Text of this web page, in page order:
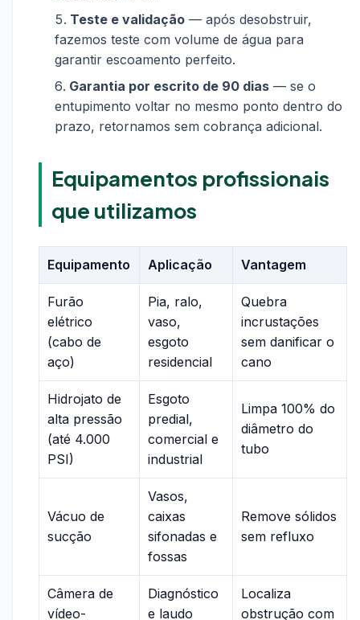
Teste e validação — após desobstruir,
fazemos teste com volume de água para
garantir escoamento perfeito.
Garantia por escrito de 90 dias — se o
entupimento voltar no mesmo ponto dentro do
prazo, retornamos sem cobrança adicional.
Equipamentos profissionais
que utilizamos
Equipamento Aplicação Vantagem
Furão
elétrico
(cabo de
aço)
Pia, ralo,
vaso,
esgoto
residencial
Quebra
incrustações
sem danificar o
cano
Hidrojato de
alta pressão
(até 4.000
PSI)
Esgoto
predial,
comercial e
industrial
Limpa 100% do
diâmetro do
tubo
Vácuo de
sucção
Vasos,
caixas
sifonadas e
fossas
Remove sólidos
sem refluxo
Câmera de
vídeo-
Diagnóstico
e laudo
Localiza
obstrução com